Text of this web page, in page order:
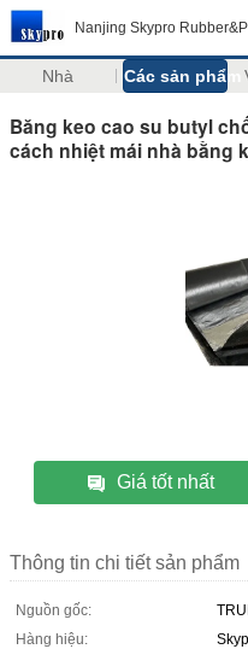
Nanjing Skypro
Nhà Các sản phẩm
Băng keo cao su butyl
cách nhiệt mái nhà bằng
Giá tốt nhất
Thông tin chi tiết sản phẩm
Nguồn gốc:
Hàng hiệu: